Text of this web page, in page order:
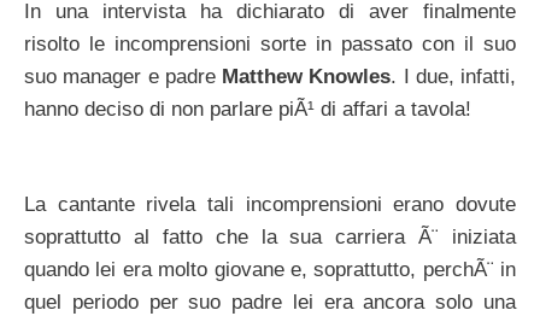
In una intervista ha dichiarato di aver finalmente
risolto le incomprensioni sorte in passato con il suo
suo manager e padre Matthew Knowles. I due, infatti,
hanno deciso di non parlare piÃ¹ di affari a tavola!
La cantante rivela tali incomprensioni erano dovute
soprattutto al fatto che la sua carriera Ã¨ iniziata
quando lei era molto giovane e, soprattutto, perchÃ¨ in
quel periodo per suo padre lei era ancora solo una